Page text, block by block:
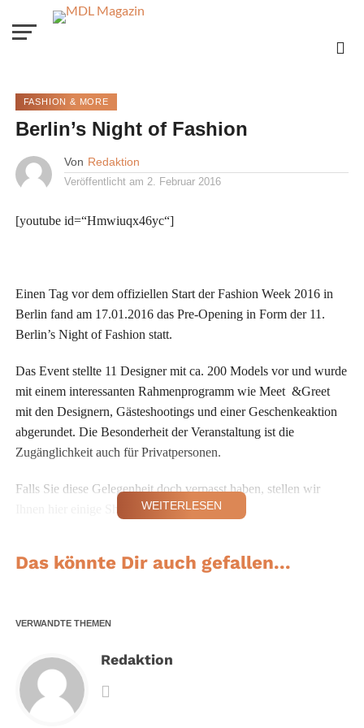
FASHION & MORE
Berlin’s Night of Fashion
Von Redaktion
Veröffentlicht am 2. Februar 2016
[youtube id=“Hmwiuqx46yc“]
Einen Tag vor dem offiziellen Start der Fashion Week 2016 in
Berlin fand am 17.01.2016 das Pre-Opening in Form der 11.
Berlin’s Night of Fashion statt.
Das Event stellte 11 Designer mit ca. 200 Models vor und wurde
mit einem interessanten Rahmenprogramm wie Meet &Greet
mit den Designern, Gästeshootings und einer Geschenkeaktion
abgerundet. Die Besonderheit der Veranstaltung ist die
Zugänglichkeit auch für Privatpersonen.
Falls Sie diese Gelegenheit doch verpasst haben, stellen wir
Ihnen hier einige Shows des Abends vor.
Während auch „normale“ Unterwäsche zu sehen war, ist die
an Frauen sexy und ist somit der ultimative „Neuling“ in Sachen
Renatta Pruneda zeigt mit ihrem gleichnamigen Label
auffallende Mode mit vielen Prints. Die vorherrschenden Farben
WEITERLESEN
Das könnte Dir auch gefallen...
VERWANDTE THEMEN
Redaktion